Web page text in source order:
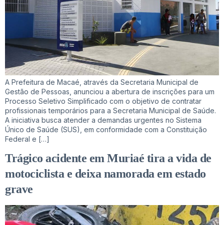
A Prefeitura de Macaé, através da Secretaria Municipal de
Gestão de Pessoas, anunciou a abertura de inscrições para um
Processo Seletivo Simplificado com o objetivo de contratar
profissionais temporários para a Secretaria Municipal de Saúde.
A iniciativa busca atender a demandas urgentes no Sistema
Único de Saúde (SUS), em conformidade com a Constituição
Federal e […]
Trágico acidente em Muriaé tira a vida de
motociclista e deixa namorada em estado
grave